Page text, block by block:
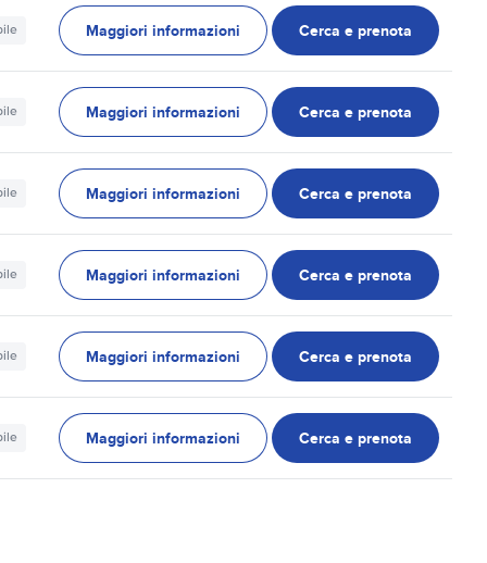
Maggiori informazioni Cerca e prenota
Maggiori informazioni Cerca e prenota
Maggiori informazioni Cerca e prenota
Maggiori informazioni Cerca e prenota
Maggiori informazioni Cerca e prenota
Maggiori informazioni Cerca e prenota